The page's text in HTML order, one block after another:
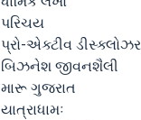
પરિચય
પ્રો-એક્ટીવ ડીસ્‍ક્લોઝર
બિઝનેશ જીવનશૈલી
મારૂ ગુજરાત
યાત્રાધામઃ